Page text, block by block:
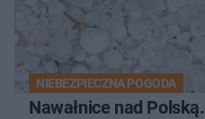
NIEBEZPIECZNA POGODA
Nawałnice nad